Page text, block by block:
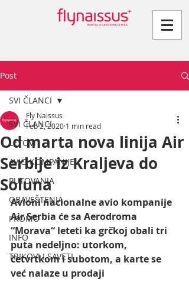
Post
SVI ČLANCI
LETOVI
AVIO KOMPANIJE
PUTOVANJA
OBAVEŠTENJA
PROMO
INFO
TRIKOVI I SAVETI
SVI ČLANCI
Od marta nova linija Air
Serbije iz Kraljeva do
Soluna
Fly Naissus
Feb 2, 2020 1 min read
Avioni nacionalne avio kompanije
Air Serbia će sa Aerodroma
“Morava“ leteti ka grčkoj obali tri
puta nedeljno: utorkom,
četvrtkom i subotom, a karte se
već nalaze u prodaji